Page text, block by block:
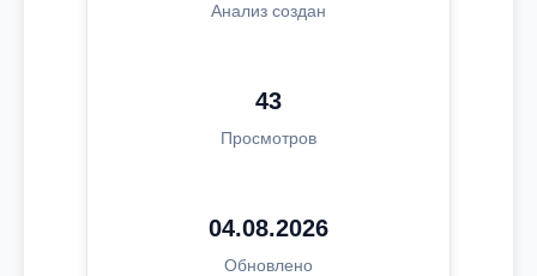
Анализ создан
43
Просмотров
04.08.2026
Обновлено